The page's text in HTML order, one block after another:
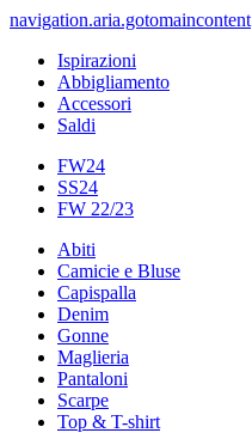
navigation.aria.gotomaincontent
Ispirazioni
Abbigliamento
Accessori
Saldi
FW24
SS24
FW 22/23
Abiti
Camicie e Bluse
Capispalla
Denim
Gonne
Maglieria
Pantaloni
Scarpe
Top & T-shirt